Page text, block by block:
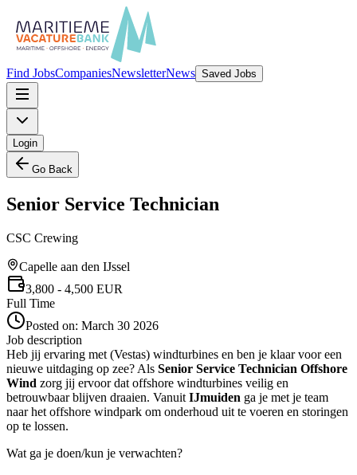
Find JobsCompaniesNewsletterNews Saved Jobs
Login
Go Back
Senior Service Technician
CSC Crewing
Capelle aan den IJssel
3,800 - 4,500 EUR
Full Time
Posted on: March 30 2026
Job description
Heb jij ervaring met (Vestas) windturbines en ben je klaar voor een
nieuwe uitdaging op zee? Als Senior Service Technician Offshore
Wind zorg jij ervoor dat offshore windturbines veilig en
betrouwbaar blijven draaien. Vanuit IJmuiden ga je met je team
naar het offshore windpark om onderhoud uit te voeren en storingen
op te lossen.
Wat ga je doen/kun je verwachten?